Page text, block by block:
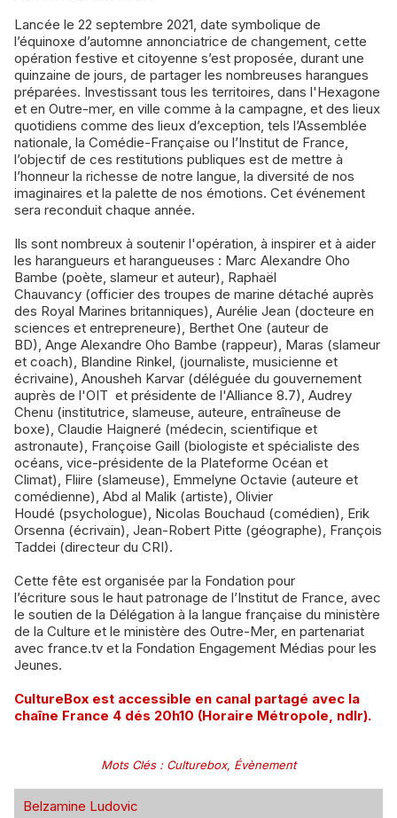
Lancée le 22 septembre 2021, date symbolique de
l’équinoxe d’automne annonciatrice de changement, cette
opération festive et citoyenne s’est proposée, durant une
quinzaine de jours, de partager les nombreuses harangues
préparées. Investissant tous les territoires, dans l'Hexagone
et en Outre-mer, en ville comme à la campagne, et des lieux
quotidiens comme des lieux d’exception, tels l’Assemblée
nationale, la Comédie-Française ou l’Institut de France,
l’objectif de ces restitutions publiques est de mettre à
l’honneur la richesse de notre langue, la diversité de nos
imaginaires et la palette de nos émotions. Cet événement
sera reconduit chaque année.
Ils sont nombreux à soutenir l'opération, à inspirer et à aider
les harangueurs et harangueuses : Marc Alexandre Oho
Bambe (poète, slameur et auteur), Raphaël
Chauvancy (officier des troupes de marine détaché auprès
des Royal Marines britanniques), Aurélie Jean (docteure en
sciences et entrepreneure), Berthet One (auteur de
BD), Ange Alexandre Oho Bambe (rappeur), Maras (slameur
et coach), Blandine Rinkel, (journaliste, musicienne et
écrivaine), Anousheh Karvar (déléguée du gouvernement
auprès de l'OIT et présidente de l'Alliance 8.7), Audrey
Chenu (institutrice, slameuse, auteure, entraîneuse de
boxe), Claudie Haigneré (médecin, scientifique et
astronaute), Françoise Gaill (biologiste et spécialiste des
océans, vice-présidente de la Plateforme Océan et
Climat), Fliire (slameuse), Emmelyne Octavie (auteure et
comédienne), Abd al Malik (artiste), Olivier
Houdé (psychologue), Nicolas Bouchaud (comédien), Erik
Orsenna (écrivain), Jean-Robert Pitte (géographe), François
Taddei (directeur du CRI).
Cette fête est organisée par la Fondation pour
l’écriture sous le haut patronage de l’Institut de France, avec
le soutien de la Délégation à la langue française du ministère
de la Culture et le ministère des Outre-Mer, en partenariat
avec france.tv et la Fondation Engagement Médias pour les
Jeunes.
CultureBox est accessible en canal partagé avec la
chaîne France 4 dés 20h10 (Horaire Métropole, ndlr).
Mots Clés: Culturebox, Évènement
Belzamine Ludovic